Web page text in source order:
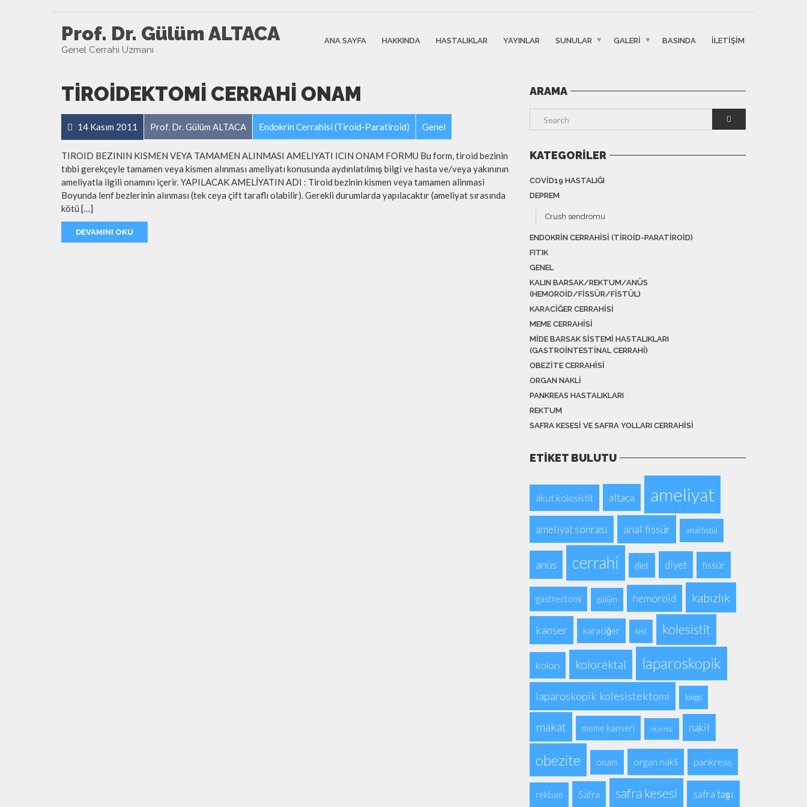
Prof. Dr. Gülüm ALTACA
Genel Cerrahi Uzmanı
ANA SAYFA HAKKINDA HASTALIKLAR YAYINLAR SUNULAR GALERI BASINDA İLETIŞIM
TIROIDEKTOMI CERRAHI ONAM
14 Kasım 2011 Prof. Dr. Gülüm ALTACA Endokrin Cerrahisi (Tiroid-Paratiroid) Genel
TIROID BEZININ KISMEN VEYA TAMAMEN ALINMASI AMELIYATI ICIN ONAM FORMU Bu form, tiroid bezinin
tıbbi gerekçeyle tamamen veya kismen alınması ameliyatı konusunda aydınlatılmış bilgi ve hasta ve/veya yakınının
ameliyatla ilgili onamını içerir. YAPILACAK AMELİYATIN ADI : Tiroid bezinin kismen veya tamamen alinmasi
Boyunda lenf bezlerinin alınması (tek ceya çift taraflı olabilir). Gerekli durumlarda yapılacaktır (ameliyat sırasında
kötü […]
DEVAMINI OKU
ARAMA
KATEGORILER
COVID19 HASTALIĞI
DEPREM
Crush sendromu
ENDOKRIN CERRAHISI (TIROID-PARATIROID)
FITIK
GENEL
KALIN BARSAK/REKTUM/ANÜS
(HEMOROID/FISSÜR/FISTÜL)
KARACIĞER CERRAHISI
MEME CERRAHISI
MIDE BARSAK SISTEMI HASTALIKLARI
(GASTROINTESTINAL CERRAHI)
OBEZITE CERRAHISI
ORGAN NAKLI
PANKREAS HASTALIKLARI
REKTUM
SAFRA KESESI VE SAFRA YOLLARI CERRAHISI
ETIKET BULUTU
akut kolesistit altaca ameliyat
ameliyat sonrası anal fissür anal fistül
anüs cerrahi diet diyet fissür
gastrectomi gülüm hemoroid kabızlık
kanser karaciğer kist kolesistit
kolon kolorektal laparoskopik
laparoskopik kolesistektomi longo
makat meme kanseri müsinöz nakil
obezite onam organ nakli pankreas
rektum Safra safra kesesi safra taşı